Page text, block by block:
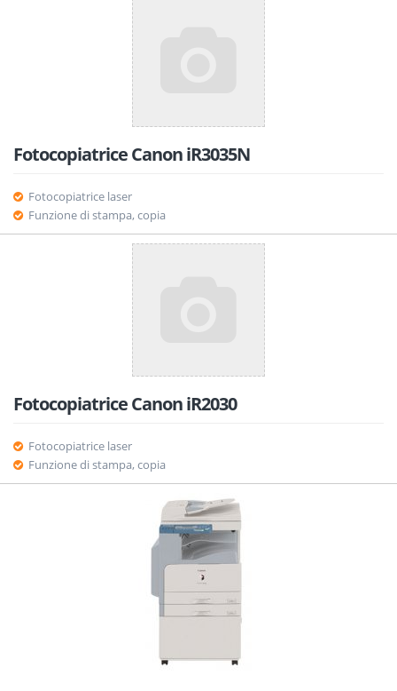
Fotocopiatrice Canon iR3035N
Fotocopiatrice laser
Funzione di stampa, copia
Fotocopiatrice Canon iR2030
Fotocopiatrice laser
Funzione di stampa, copia